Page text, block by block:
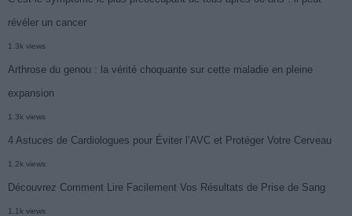
révéler un cancer
1.3k views
Arthrose du genou : la vérité choquante sur cette maladie en pleine
expansion
1.3k views
4 Astuces de Cardiologues pour Éviter l’AVC et Protéger Votre Cerveau
1.2k views
Découvrez Comment Lire Facilement Vos Résultats de Prise de Sang
1.1k views